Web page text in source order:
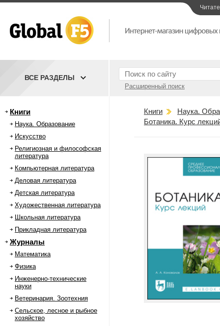
Расширенный поиск
ВСЕ РАЗДЕЛЫ
Книги
Наука. Образование
Искусство
Религиозная и философская
литература
Компьютерная литература
Деловая литература
Детская литература
Художественная литература
Школьная литература
Прикладная литература
Журналы
Математика
Физика
Инженерно-технические
науки
Ветеринария. Зоотехния
Сельское, лесное и рыбное
хозяйство
Книги
Наука.
Ботаника. Курс